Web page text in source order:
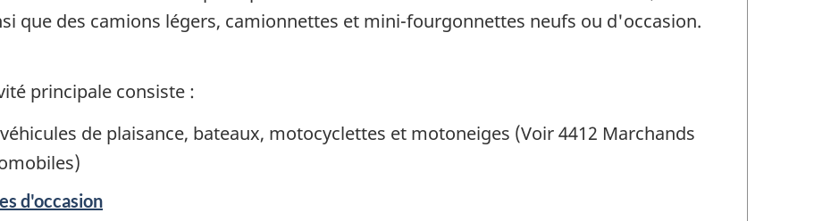
que des camions légers, camionnettes et mini-fourgonnettes neufs ou d'occasion.
principale consiste :
de plaisance, bateaux, motocyclettes et motoneiges (Voir 4412 Marchands
d'occasion